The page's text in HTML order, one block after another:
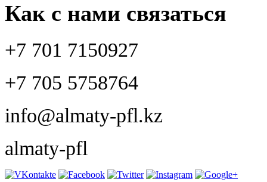
Как с нами связаться
+7 701 7150927
+7 705 5758764
info@almaty-pfl.kz
almaty-pfl